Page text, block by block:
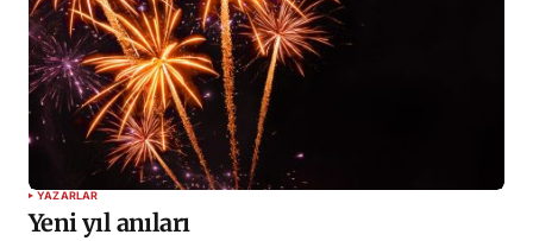
YAZARLAR
Yeni yıl anıları